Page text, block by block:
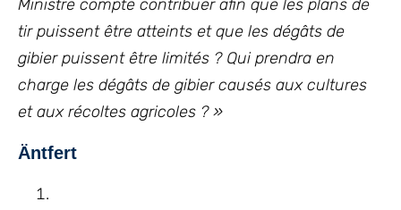
Ministre compte contribuer afin que les plans de
tir puissent être atteints et que les dégâts de
gibier puissent être limités ? Qui prendra en
charge les dégâts de gibier causés aux cultures
et aux récoltes agricoles ? »
Äntfert